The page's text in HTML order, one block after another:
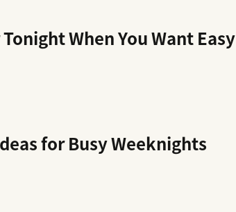
When You Want Easy
for Busy Weeknights